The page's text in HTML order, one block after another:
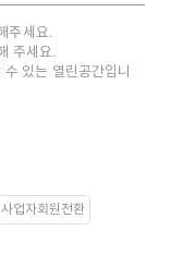
주세요.
주세요.
있는 열린공간입니
사업자회원전환